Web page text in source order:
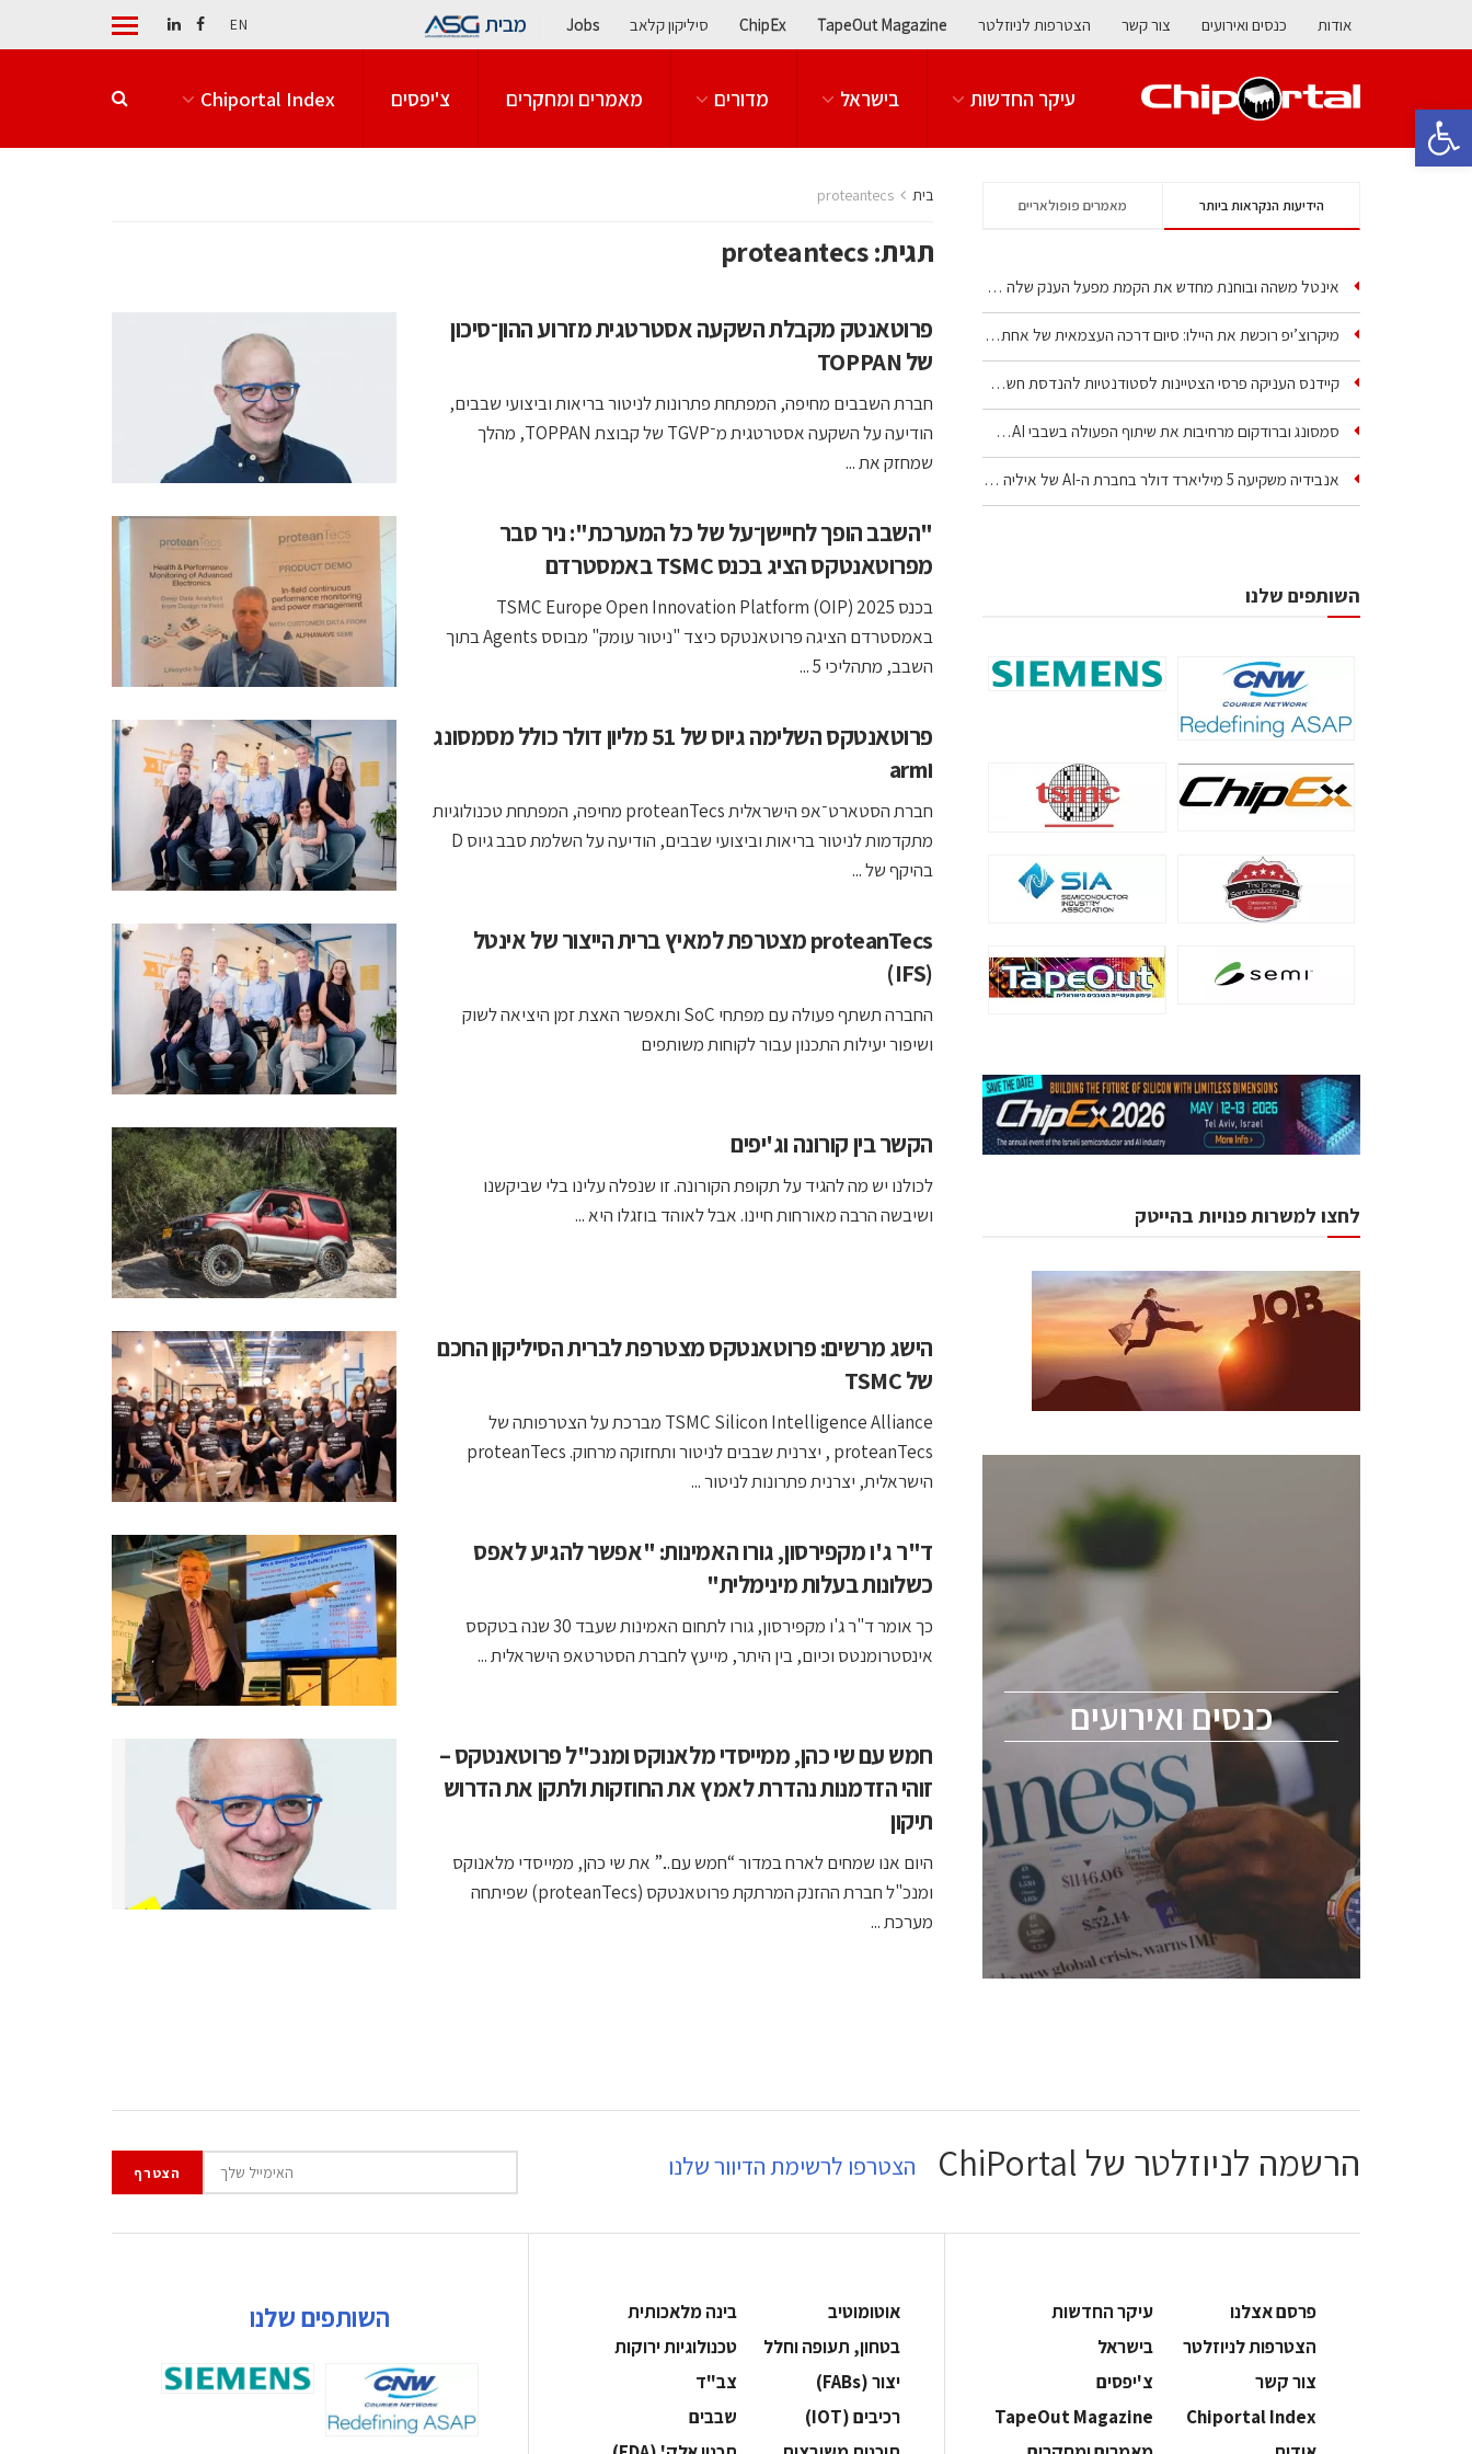
פתח סרגל נגישות
אודות כנסים ואירועים צור קשר הצטרפות לניוזלטר TapeOut Magazine
ChipEx סיליקון קלאב Jobs מבית EN
עיקר החדשות בישראל מדורים מאמרים ומחקרים צ'יפסים Chiportal Index
בית proteantecs
תגית:proteantecs
פרוטאנטק מקבלת השקעה אסטרטגית מזרוע ההון־סיכון
של TOPPAN
חברת השבבים מחיפה, המפתחת פתרונות לניטור בריאות וביצועי שבבים,
הודיעה על השקעה אסטרטגית מ־TGVP של קבוצת TOPPAN, מהלך
שמחזק את ...
"השבב הופך לחיישן־על של כל המערכת": ניר סבר
מפרוטאנטקס הציג בכנס TSMC באמסטרדם
בכנס 2025 TSMC Europe Open Innovation Platform (OIP)
באמסטרדם הציגה פרוטאנטקס כיצד "ניטור עומק" מבוסס Agents בתוך
השבב, מתהליכי 5 ...
פרוטאנטקס השלימה גיוס של 51 מליון דולר כולל מסמסונג
וarm
חברת הסטארט־אפ הישראלית proteanTecs מחיפה, המפתחת טכנולוגיות
מתקדמות לניטור בריאות וביצועי שבבים, הודיעה על השלמת סבב גיוס D
בהיקף של ...
proteanTecs מצטרפת למאיץ ברית הייצור של אינטל
(IFS)
החברה תשתף פעולה עם מפתחי SoC ותאפשר האצת זמן היציאה לשוק
ושיפור יעילות התכנון עבור לקוחות משותפים
הקשר בין קורונה וג'יפים
לכולנו יש מה להגיד על תקופת הקורונה. זו שנפלה עלינו בלי שביקשנו
ושיבשה הרבה מאורחות חיינו. אבל לאוהד בוזגלו היא ...
הישג מרשים: פרוטאנטקס מצטרפת לברית הסיליקון החכם
של TSMC
TSMC Silicon Intelligence Alliance מברכת על הצטרפותה של
proteanTecs , יצרנית שבבים לניטור ותחזוקה מרחוק. proteanTecs
הישראלית, יצרנית פתרונות לניטור ...
ד"ר ג'ו מקפירסון, גורו האמינות: "אפשר להגיע לאפס
כשלונות בעלות מינימלית"
כך אומר ד"ר ג'ו מקפירסון, גורו לתחום האמינות שעבד 30 שנה בטקסס
אינסטרומנטס וכיום, בין היתר, מייעץ לחברת הסטרטאפ הישראלית ...
חמש עם שי כהן, ממייסדי מלאנוקס ומנכ"ל פרוטאנטקס –
זוהי הזדמנות נהדרת לאמץ את החוזקות ולתקן את הדרוש
תיקון
היום אנו שמחים לארח במדור “חמש עם...” את שי כהן, ממייסדי מלאנוקס
ומנכ"ל חברת ההזנק המרתקת פרוטאנטקס (proteanTecs) שפיתחה
מערכת ...
הידיעות הנקראות ביותר מאמרים פופולאריים
אינטל משהה ובוחנת מחדש את הקמת מפעל הענק שלה בקריית גת
מיקרוצ’יפ רוכשת את היילו: סיום דרכה העצמאית של אחת…
קיידנס העניקה פרסי הצטיינות לסטודנטיות להנדסת חשמל ופיזיקה
סמסונג וברודקום מרחיבות את שיתוף הפעולה בשבבי AI…
אנבידיה משקיעה 5 מיליארד דולר בחברת ה-AI של איליה סוצקבר
השותפים שלנו
לחצו למשרות פנויות בהייטק
כנסים ואירועים
כנסים ואירועים
הסמיקונדקטור כולל מהנדסים, מומחים מקצועיים
ChipEx2026 will be held on May 12-13,
2026. The conference is intended for
everyone involved in the semiconductor
industry, including engineers, professional
experts, and senior executives.
לחץ לפרטים
הרשמה לניוזלטר של ChiPortal הצטרפו לרשימת הדיוור שלנו
פרסם אצלנו
עיקר החדשות
הצטרפות לניוזלטר
בישראל
צור קשר
צ'יפסים
Chiportal Index
TapeOut Magazine
אוטומוטיב
בינה מלאכותית
בטחון, תעופה וחלל
‫טכנולוגיות ירוקות‬
‫יצור (‪(FABs‬‬
‫צב"ד‬
‫רכיבים‬ (IOT)
‫שבבים‬
השותפים שלנו